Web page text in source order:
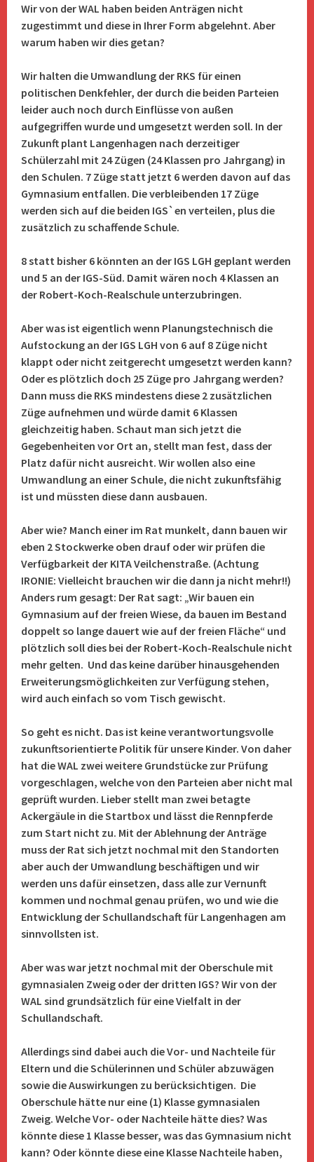
Wir von der WAL haben beiden Anträgen nicht
zugestimmt und diese in Ihrer Form abgelehnt. Aber
warum haben wir dies getan?
Wir halten die Umwandlung der RKS für einen
politischen Denkfehler, der durch die beiden Parteien
leider auch noch durch Einflüsse von außen
aufgegriffen wurde und umgesetzt werden soll. In der
Zukunft plant Langenhagen nach derzeitiger
Schülerzahl mit 24 Zügen (24 Klassen pro Jahrgang) in
den Schulen. 7 Züge statt jetzt 6 werden davon auf das
Gymnasium entfallen. Die verbleibenden 17 Züge
werden sich auf die beiden IGS`en verteilen, plus die
zusätzlich zu schaffende Schule.
8 statt bisher 6 könnten an der IGS LGH geplant werden
und 5 an der IGS-Süd. Damit wären noch 4 Klassen an
der Robert-Koch-Realschule unterzubringen.
Aber was ist eigentlich wenn Planungstechnisch die
Aufstockung an der IGS LGH von 6 auf 8 Züge nicht
klappt oder nicht zeitgerecht umgesetzt werden kann?
Oder es plötzlich doch 25 Züge pro Jahrgang werden?
Dann muss die RKS mindestens diese 2 zusätzlichen
Züge aufnehmen und würde damit 6 Klassen
gleichzeitig haben. Schaut man sich jetzt die
Gegebenheiten vor Ort an, stellt man fest, dass der
Platz dafür nicht ausreicht. Wir wollen also eine
Umwandlung an einer Schule, die nicht zukunftsfähig
ist und müssten diese dann ausbauen.
Aber wie? Manch einer im Rat munkelt, dann bauen wir
eben 2 Stockwerke oben drauf oder wir prüfen die
Verfügbarkeit der KITA Veilchenstraße. (Achtung
IRONIE: Vielleicht brauchen wir die dann ja nicht mehr!!)
Anders rum gesagt: Der Rat sagt: „Wir bauen ein
Gymnasium auf der freien Wiese, da bauen im Bestand
doppelt so lange dauert wie auf der freien Fläche“ und
plötzlich soll dies bei der Robert-Koch-Realschule nicht
mehr gelten. Und das keine darüber hinausgehenden
Erweiterungsmöglichkeiten zur Verfügung stehen,
wird auch einfach so vom Tisch gewischt.
So geht es nicht. Das ist keine verantwortungsvolle
zukunftsorientierte Politik für unsere Kinder. Von daher
hat die WAL zwei weitere Grundstücke zur Prüfung
vorgeschlagen, welche von den Parteien aber nicht mal
geprüft wurden. Lieber stellt man zwei betagte
Ackergäule in die Startbox und lässt die Rennpferde
zum Start nicht zu. Mit der Ablehnung der Anträge
muss der Rat sich jetzt nochmal mit den Standorten
aber auch der Umwandlung beschäftigen und wir
werden uns dafür einsetzen, dass alle zur Vernunft
kommen und nochmal genau prüfen, wo und wie die
Entwicklung der Schullandschaft für Langenhagen am
sinnvollsten ist.
Aber was war jetzt nochmal mit der Oberschule mit
gymnasialen Zweig oder der dritten IGS? Wir von der
WAL sind grundsätzlich für eine Vielfalt in der
Schullandschaft.
Allerdings sind dabei auch die Vor- und Nachteile für
Eltern und die Schülerinnen und Schüler abzuwägen
sowie die Auswirkungen zu berücksichtigen. Die
Oberschule hätte nur eine (1) Klasse gymnasialen
Zweig. Welche Vor- oder Nachteile hätte dies? Was
könnte diese 1 Klasse besser, was das Gymnasium nicht
kann? Oder könnte diese eine Klasse Nachteile haben,